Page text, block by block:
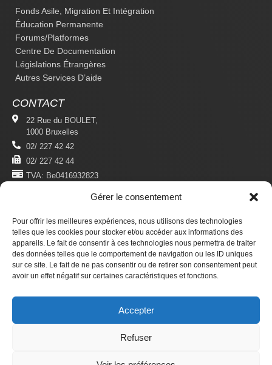
Gérer le consentement
Pour offrir les meilleures expériences, nous utilisons des technologies
telles que les cookies pour stocker et/ou accéder aux informations des
appareils. Le fait de consentir à ces technologies nous permettra de traiter
des données telles que le comportement de navigation ou les ID uniques
sur ce site. Le fait de ne pas consentir ou de retirer son consentement peut
avoir un effet négatif sur certaines caractéristiques et fonctions.
Accepter
Refuser
Fonds Asile, Migration Et Intégration
Éducation Permanente
Forums/platformes
Centre De Documentation
Législations Étrangères
Autres Services D’aide
CONTACT
22 Rue du BOULET,
1000 Bruxelles
02/ 227 42 42
02/ 227 42 44
TVA: Be0416932823
MENTIONS LÉGALES
Politique De Confidentialité
Conditions D'utilisation
S'ABONNER
Newsletter